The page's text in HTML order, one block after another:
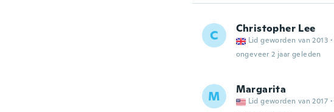
C Christopher Lee
Lid geworden van 2013 ·
ongeveer 2 jaar geleden
M Margarita
Lid geworden van 2017 ·